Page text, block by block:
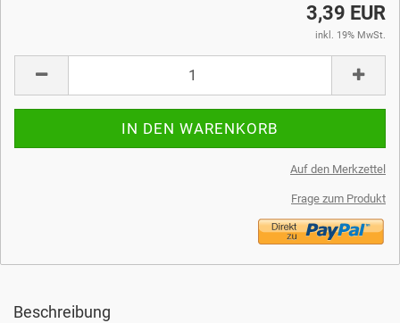
3,39 EUR
inkl. 19% MwSt.
Auf den Merkzettel
Frage zum Produkt
Beschreibung